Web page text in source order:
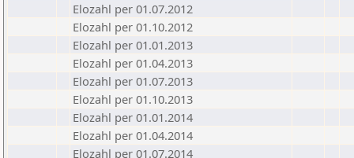
Elozahl per 01.07.2012
Elozahl per 01.10.2012
Elozahl per 01.01.2013
Elozahl per 01.04.2013
Elozahl per 01.07.2013
Elozahl per 01.10.2013
Elozahl per 01.01.2014
Elozahl per 01.04.2014
Elozahl per 01.07.2014